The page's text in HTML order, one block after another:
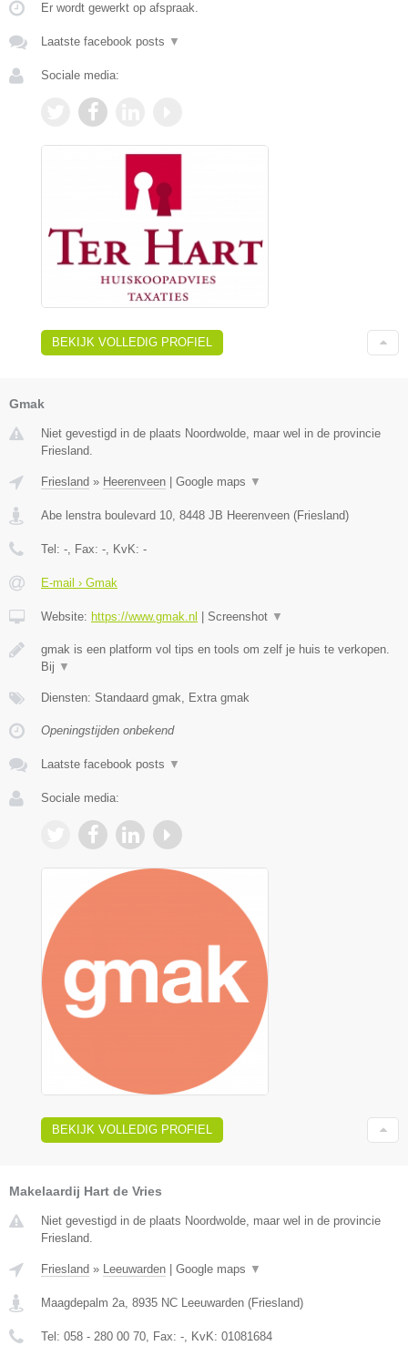
Er wordt gewerkt op afspraak.
Laatste facebook posts ▼
Sociale media:
BEKIJK VOLLEDIG PROFIEL
Gmak
Niet gevestigd in de plaats Noordwolde, maar wel in de provincie
Friesland.
Friesland » Heerenveen | Google maps ▼
Abe lenstra boulevard 10 8448 JB Heerenveen (Friesland)
Tel: - , Fax: - , KvK: -
E-mail › Gmak
Website: https://www.gmak.nl | Screenshot ▼
gmak is een platform vol tips en tools om zelf je huis te verkopen.
Bij ▼
Diensten: Standaard gmak, Extra gmak
Openingstijden onbekend
Laatste facebook posts ▼
Sociale media:
BEKIJK VOLLEDIG PROFIEL
Makelaardij Hart de Vries
Niet gevestigd in de plaats Noordwolde, maar wel in de provincie
Friesland.
Friesland » Leeuwarden | Google maps ▼
Maagdepalm 2a 8935 NC Leeuwarden (Friesland)
Tel: 058 - 280 00 70 , Fax: - , KvK: 01081684